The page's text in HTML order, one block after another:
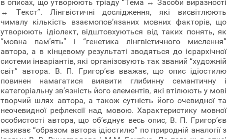
в описах, що утворюють тріаду “Тема ↔ Засоби виразності
↔ Текст”. Лінгвістичні дослідження, які висвітлюють
чималу кількість взаємопов’язаних мовних факторів, що
утворюють ідіолект, відштовхуються від таких понять, як
“мовна пам’ять” і “генетика лінгвістичного мислення”
автора, а в кінцевому результаті зводяться до ієрархічної
системи інваріантів, які організовують так званий “художній
світ” автора. В. П. Григор’єв вважає, що опис ідіостилю
повинен намагатися виявити глибинну семантичну і
категоріальну зв’язність його елементів, які втілюють у мові
творчий шлях автора, а також сутність його очевидної та
неочевидної рефлексії над мовою. Характеристику мовної
особистості автора, що об’єднує весь опис, В. П. Григор’єв
називає “образом автора ідіостилю” по природній аналогії з